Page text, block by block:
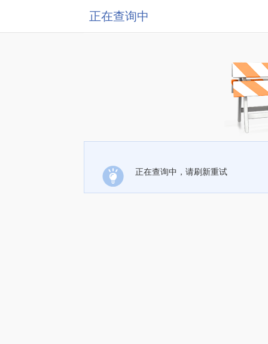
正在查询中
正在查询中，请刷新重试